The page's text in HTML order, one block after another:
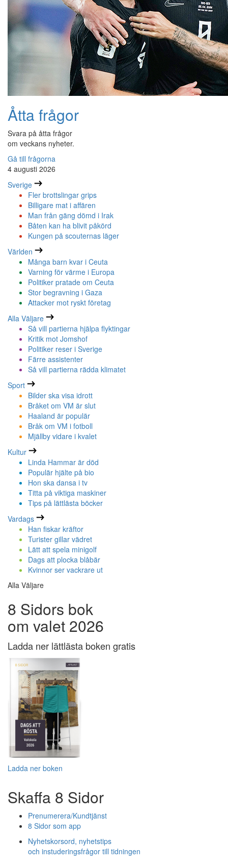
Åtta frågor
Svara på åtta frågor
om veckans nyheter.
Gå till frågorna
4 augusti 2026
Sverige
Fler brottslingar grips
Billigare mat i affären
Man från gäng dömd i Irak
Båten kan ha blivit påkörd
Kungen på scouternas läger
Världen
Många barn kvar i Ceuta
Varning för värme i Europa
Politiker pratade om Ceuta
Stor begravning i Gaza
Attacker mot ryskt företag
Alla Väljare
Så vill partierna hjälpa flyktingar
Kritik mot Jomshof
Politiker reser i Sverige
Färre assistenter
Så vill partierna rädda klimatet
Sport
Bilder ska visa idrott
Bråket om VM är slut
Haaland är populär
Bråk om VM i fotboll
Mjällby vidare i kvalet
Kultur
Linda Hammar är död
Populär hjälte på bio
Hon ska dansa i tv
Titta på viktiga maskiner
Tips på lättlästa böcker
Vardags
Han fiskar kräftor
Turister gillar vädret
Lätt att spela minigolf
Dags att plocka blåbär
Kvinnor ser vackrare ut
Alla Väljare
8 Sidors bok
om valet 2026
Ladda ner lättlästa boken gratis
Ladda ner boken
Skaffa 8 Sidor
Prenumerera/Kundtjänst
8 Sidor som app
Nyhetskorsord, nyhetstips
och instuderingsfrågor till tidningen